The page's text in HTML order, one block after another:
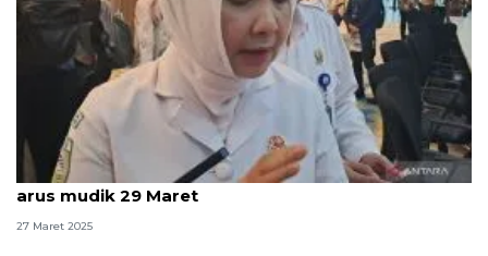
BMKG: Waspadai potensi pasang maksimum pada
arus mudik 29 Maret
27 Maret 2025